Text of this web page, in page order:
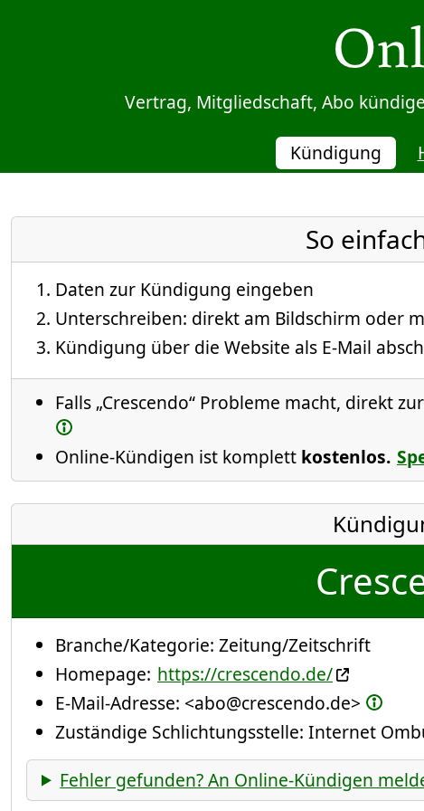
Vertrag, Mitgliedschaft, Abo
Kündigung
So
Daten zur Kündigung eingeben
Unterschreiben: direkt am Bildschirm oder
Kündigung über die Website als E-Mail
Falls „Crescendo“ Probleme macht, direkt
Online-Kündigen ist komplett kostenlos.
Branche/Kategorie: Zeitung/Zeitschrift
Homepage: https://crescendo.de/
E-Mail-Adresse: <abo@crescendo.de>
Zuständige Schlichtungsstelle: Internet
Fehler gefunden? An Online-Kündigen